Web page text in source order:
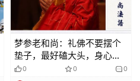
梦参老和尚：礼佛不要摆个
垫子，最好磕大头，身心健
康0 0 0